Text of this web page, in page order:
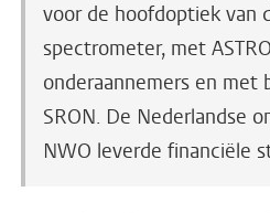
voor de hoofdoptiek van
spectrometer, met
onderaannemers en met
SRON. De Nederlandse
NWO leverde financiële